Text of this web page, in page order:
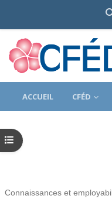
ACCUEIL CFÉD
Ouvrir l’index du cours
Connaissances et